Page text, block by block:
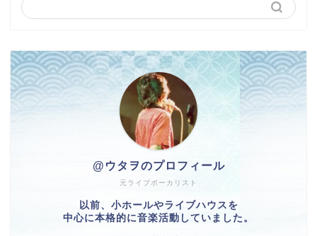
元ライブボーカリスト
@ウタヲのプロフィール
以前、小ホールやライブハウスを
中心に本格的に音楽活動していました。